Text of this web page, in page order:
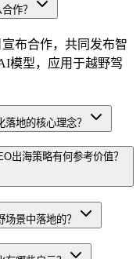
作？
布合作，共同发布智
模型，应用于越野驾
地的核心理念？
出海策略有何参考价值？
景中落地的？